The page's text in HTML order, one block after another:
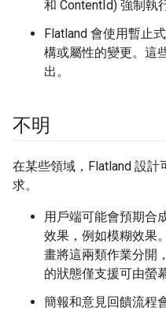
和 ContentId) 強制執
Flatland 會使用暫止
構或屬性的變更。這
出。
不明
在某些領域，Flatland 設
求。
用戶端可能會預期合
效果，例如模糊效果
畫將這兩類作業分開
的狀態僅支援可由螢
簡報和意見回饋流程